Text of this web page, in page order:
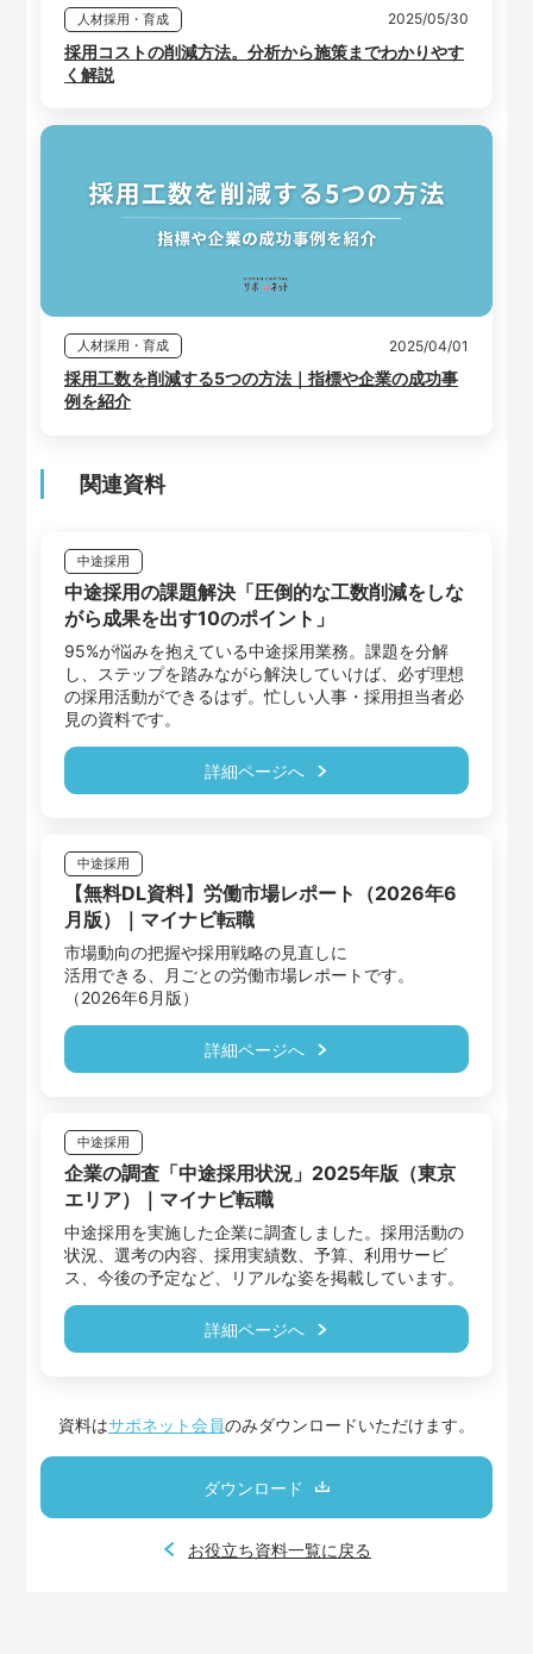
人材採用・育成 2025/05/30
採用コストの削減方法。分析から施策までわかりやす
く解説
人材採用・育成 2025/04/01
採用工数を削減する5つの方法｜指標や企業の成功事
例を紹介
関連資料
中途採用
中途採用の課題解決「圧倒的な工数削減をしな
がら成果を出す10のポイント」
95%が悩みを抱えている中途採用業務。課題を分解
し、ステップを踏みながら解決していけば、必ず理想
の採用活動ができるはず。忙しい人事・採用担当者必
見の資料です。
詳細ページへ
中途採用
【無料DL資料】労働市場レポート（2026年6
月版）｜マイナビ転職
市場動向の把握や採用戦略の見直しに
活用できる、月ごとの労働市場レポートです。
（2026年6月版）
詳細ページへ
中途採用
企業の調査「中途採用状況」2025年版（東京
エリア）｜マイナビ転職
中途採用を実施した企業に調査しました。採用活動の
状況、選考の内容、採用実績数、予算、利用サービ
詳細ページへ
資料はサポネット会員のみダウンロードいただけます。
ダウンロード
お役立ち資料一覧に戻る